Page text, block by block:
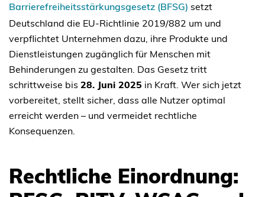
Barrierefreiheitsstärkungsgesetz (BFSG) setzt
Deutschland die EU-Richtlinie 2019/882 um und
verpflichtet Unternehmen dazu, ihre Produkte und
Dienstleistungen zugänglich für Menschen mit
Behinderungen zu gestalten. Das Gesetz tritt
schrittweise bis 28. Juni 2025 in Kraft. Wer sich jetzt
vorbereitet, stellt sicher, dass alle Nutzer optimal
erreicht werden – und vermeidet rechtliche
Konsequenzen.
Rechtliche Einordnung: